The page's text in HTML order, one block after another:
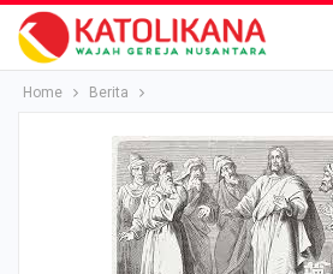
Home Berita